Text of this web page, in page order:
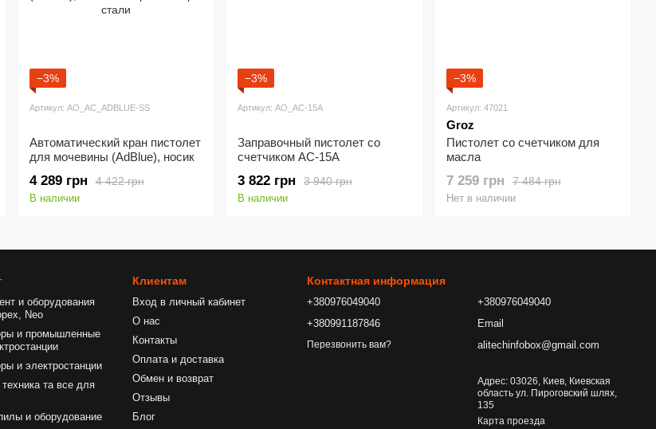
−3%
Артикул: AO_AC_ADBLUE-SS
Автоматический кран пистолет
для мочевины (AdBlue), носик
4 422 грн
4 289 грн
В наличии
−3%
Артикул: AO_AC-15A
Заправочный пистолет со
счетчиком АС-15А
3 940 грн
3 822 грн
В наличии
−3%
Артикул: 47021
Groz
Пистолет со счетчиком для
масла
7 484 грн
7 259 грн
Нет в наличии
и оборудования
Neo
и промышленные
и электростанции
та все для
и оборудование
Клиентам
Вход в личный кабинет
О нас
Контакты
Оплата и доставка
Обмен и возврат
Отзывы
Блог
Контактная информация
+380976049040
+380991187846
Перезвонить вам?
+380976049040
Email
alitechinfobox@gmail.com
Адрес: 03026, Киев, Киевская
область ул. Пироговский шлях,
135
Карта проезда